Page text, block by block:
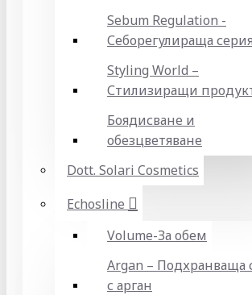
Sebum Regulation -
Себорегулираща серия
Styling World –
Стилизиращи
Боядисване и
обезцветяване
Dott. Solari Cosmetics
Echosline
Volume-За обем
Argan – Подхранваща
с арган